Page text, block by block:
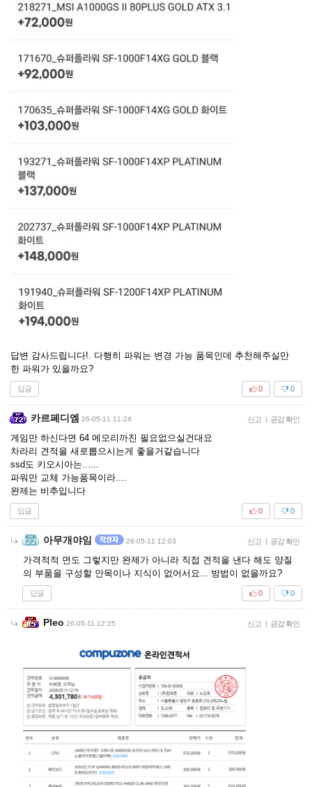
답변 감사드립니다!. 다행히 파워는 변경 가능 품목인데 추천해주실만
한 파워가 있을까요?
답글 0
0
카르페디엠 26-05-11 11:24 신고 | 공감 확인
게임만 하신다면 64 메모리까진 필요없으실건대요
차라리 견적을 새로뽑으시는게 좋을거같습니다
ssd도 키오시아는......
파워만 교체 가능품목이라....
완제는 비추입니다
답글 0
0
아무개야임 26-05-11 12:03 신고 | 공감 확인
가격적적 면도 그렇지만 완제가 아니라 직접 견적을 낸다 해도 양질
의 부품을 구성할 안목이나 지식이 없어서요... 방법이 없을까요?
답글 0
0
Pleo 26-05-11 12:25 신고 | 공감 확인